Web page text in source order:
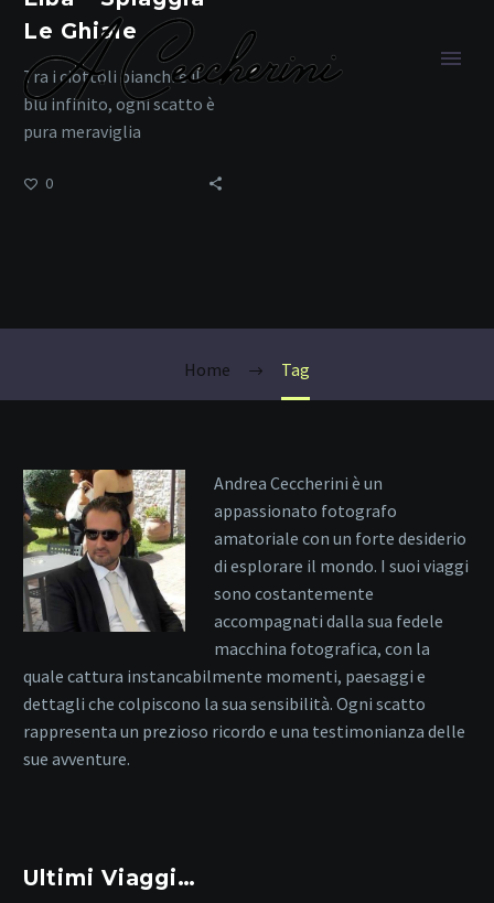
Home Tag
Le Ghiaie
Tra i ciottoli bianchi e il
blu infinito, ogni scatto è
pura meraviglia
0
Andrea Ceccherini è un
appassionato fotografo
amatoriale con un forte desiderio
di esplorare il mondo. I suoi viaggi
sono costantemente
accompagnati dalla sua fedele
macchina fotografica, con la
quale cattura instancabilmente momenti, paesaggi e
dettagli che colpiscono la sua sensibilità. Ogni scatto
rappresenta un prezioso ricordo e una testimonianza delle
sue avventure.
Ultimi Viaggi…